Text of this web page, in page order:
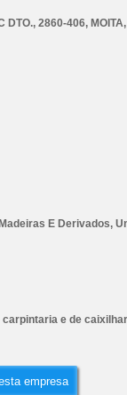
DTO., 2860-406, MOITA,
E Derivados,
carpintaria e de
empresa